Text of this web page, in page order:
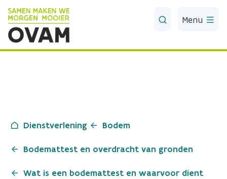
Skip to Main Content
Menu
Dienstverlening Bodem
Bodemattest en overdracht van gronden
Wat is een bodemattest en waarvoor dient